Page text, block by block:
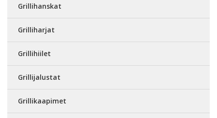
Grillihanskat
Grilliharjat
Grillihiilet
Grillijalustat
Grillikaapimet